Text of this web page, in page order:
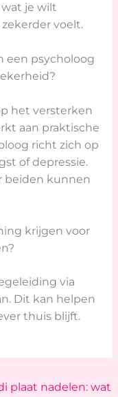
je wilt
voelt.
een psycholoog
het versterken
aan praktische
richt zich op
of depressie.
beiden kunnen
krijgen voor
via
Dit kan helpen
thuis blijft.
plaat nadelen: wat